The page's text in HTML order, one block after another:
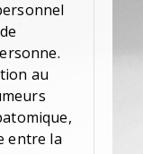
au
entre la